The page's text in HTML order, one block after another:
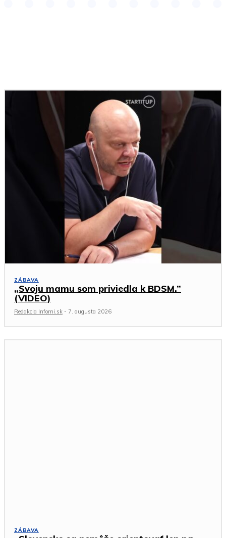
ZÁBAVA
„Svoju mamu som priviedla k BDSM.”
(VIDEO)
Redakcia Infomi.sk - 7. augusta 2026
ZÁBAVA